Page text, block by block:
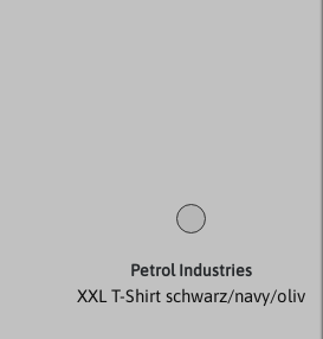
Petrol Industries
XXL T-Shirt schwarz/navy/oliv